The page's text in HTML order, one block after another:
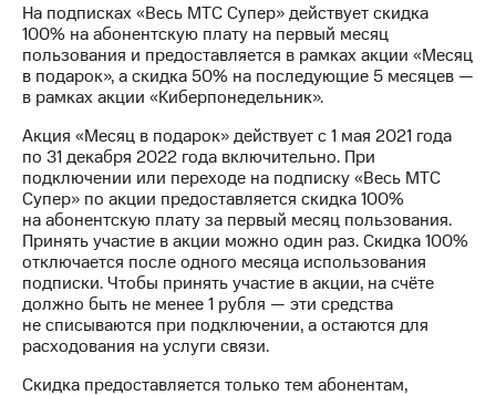
Выбрать
красивый
номер
Заменить
SIM-
карту
Перейти
на
eSIM
Для дома
Выберите
и подключите
ТВ
с выгодным
Интернет,
ТВ и телефон
для дома
Услуги
Личный
кабинет
интернета
и
ТВ
Личный
кабинет
спутникового
ТВ
На подписках «Весь МТС Супер» действует скидка
100% на абонентскую плату на первый месяц
пользования и предоставляется в рамках акции «Месяц
в подарок», а скидка 50% на последующие 5 месяцев —
в рамках акции «Киберпонедельник».
Акция «Месяц в подарок» действует с 1 мая 2021 года
по 31 декабря 2022 года включительно. При
подключении или переходе на подписку «Весь МТС
Супер» по акции предоставляется скидка 100%
на абонентскую плату за первый месяц пользования.
Принять участие в акции можно один раз. Скидка 100%
отключается после одного месяца использования
подписки. Чтобы принять участие в акции, на счёте
должно быть не менее 1 рубля — эти средства
не списываются при подключении, а остаются для
расходования на услуги связи.
Скидка предоставляется только тем абонентам,